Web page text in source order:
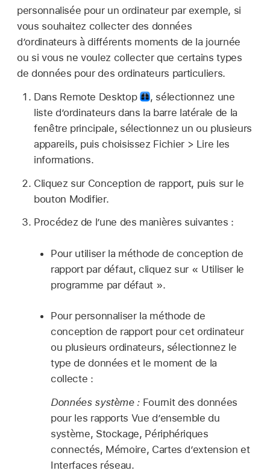
personnalisée pour un ordinateur par exemple, si
vous souhaitez collecter des données
d’ordinateurs à différents moments de la journée
ou si vous ne voulez collecter que certains types
de données pour des ordinateurs particuliers.
Dans Remote Desktop
, sélectionnez une
liste d’ordinateurs dans la barre latérale de la
fenêtre principale, sélectionnez un ou plusieurs
appareils, puis choisissez Fichier > Lire les
informations.
Cliquez sur Conception de rapport, puis sur le
bouton Modifier.
Procédez de l’une des manières suivantes :
Pour utiliser la méthode de conception de
rapport par défaut, cliquez sur « Utiliser le
programme par défaut ».
Pour personnaliser la méthode de
conception de rapport pour cet ordinateur
ou plusieurs ordinateurs, sélectionnez le
type de données et le moment de la
collecte :
Données système : Fournit des données
pour les rapports Vue d’ensemble du
système, Stockage, Périphériques
connectés, Mémoire, Cartes d’extension et
Interfaces réseau.